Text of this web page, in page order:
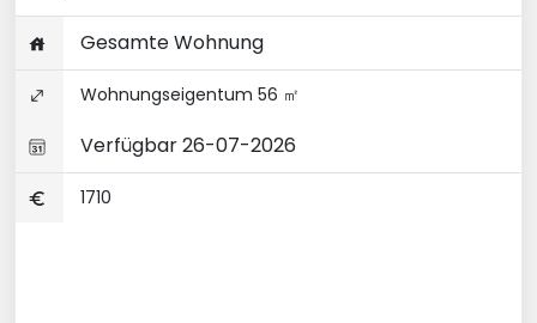
Gesamte Wohnung
Wohnungseigentum 56 ㎡
Verfügbar 26-07-2026
1710